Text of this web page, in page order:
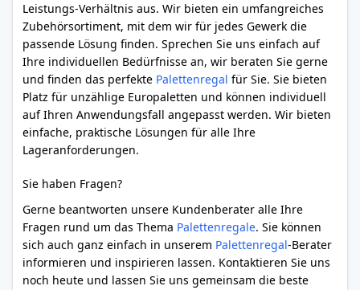
Leistungs-Verhältnis aus. Wir bieten ein umfangreiches
Zubehörsortiment, mit dem wir für jedes Gewerk die
passende Lösung finden. Sprechen Sie uns einfach auf
Ihre individuellen Bedürfnisse an, wir beraten Sie gerne
und finden das perfekte Palettenregal für Sie. Sie bieten
Platz für unzählige Europaletten und können individuell
auf Ihren Anwendungsfall angepasst werden. Wir bieten
einfache, praktische Lösungen für alle Ihre
Lageranforderungen.
Sie haben Fragen?
Gerne beantworten unsere Kundenberater alle Ihre
Fragen rund um das Thema Palettenregale. Sie können
sich auch ganz einfach in unserem Palettenregal-Berater
informieren und inspirieren lassen. Kontaktieren Sie uns
noch heute und lassen Sie uns gemeinsam die beste